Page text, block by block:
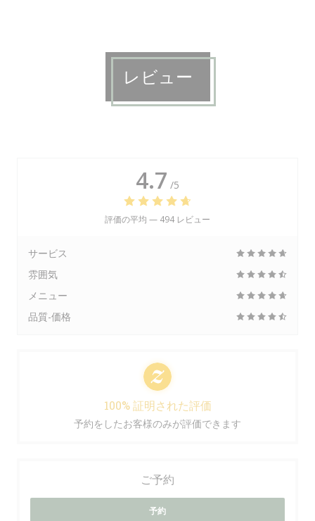
レビュー
4.7 /5
評価の平均 — 494 レビュー
サービス
雰囲気
メニュー
品質-価格
100% 証明された評価
予約をしたお客様のみが評価できます
ご予約
予約